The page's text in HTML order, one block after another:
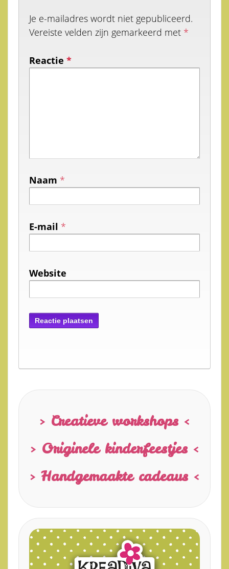
Je e-mailadres wordt niet gepubliceerd.
Vereiste velden zijn gemarkeerd met *
Reactie *
Naam *
E-mail *
Website
> Creatieve workshops <
> Originele kinderfeestjes <
> Handgemaakte cadeaus <